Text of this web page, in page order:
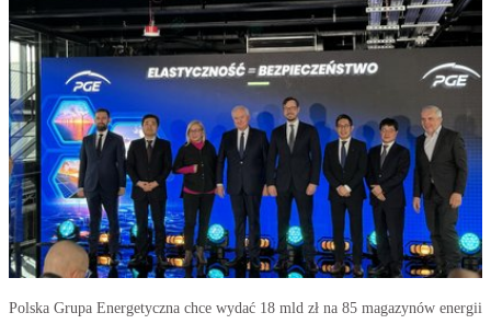
Polska Grupa Energetyczna chce wydać 18 mld zł na 85 magazynów energii